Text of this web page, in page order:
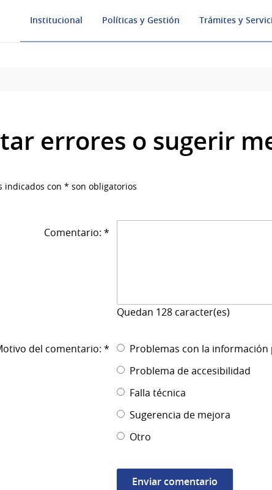
Institucional Políticas y Gestión Trámites y
errores o sugerir
indicados con * son obligatorios
Comentario: *
Quedan 128 caracter(es)
del comentario: *
Problemas con la información
Problema de accesibilidad
Falla técnica
Sugerencia de mejora
Otro